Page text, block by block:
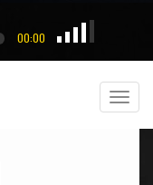
00:00